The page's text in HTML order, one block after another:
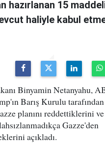
hazırlanan 15
haliyle kabul
Binyamin Netanyahu,
Barış Kurulu
planını reddettiklerini
Gazze'den
açıkladı.